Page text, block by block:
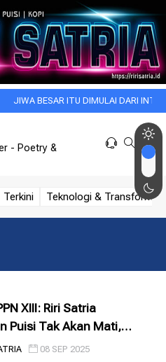
ITU DIMULAI DARI INTROSPEKSI
- Poetry &
Terkini Teknologi &
XIII: Riri Satria
Puisi Tak Akan Mati,
Berevolusi
08 SEP 2025